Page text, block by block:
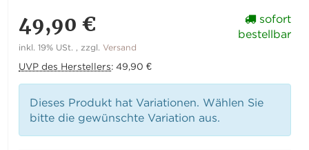
49,90 €
inkl. 19% USt. , zzgl.Versand
UVP des Herstellers:49,90 €
sofort
bestellbar
Dieses Produkt hat Variationen. Wählen Sie
bitte die gewünschte Variation aus.